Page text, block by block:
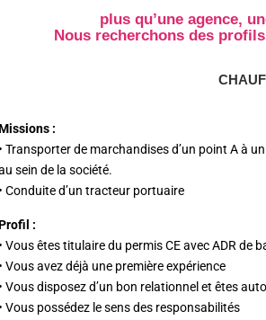
plus qu’une agence,
Nous recherchons des
:
Transporter de marchandises d’un point A à
sein de la société.
Conduite d’un tracteur portuaire
:
Vous êtes titulaire du permis CE avec ADR de
Vous avez déjà une première expérience
Vous disposez d’un bon relationnel et êtes
Vous possédez le sens des responsabilités